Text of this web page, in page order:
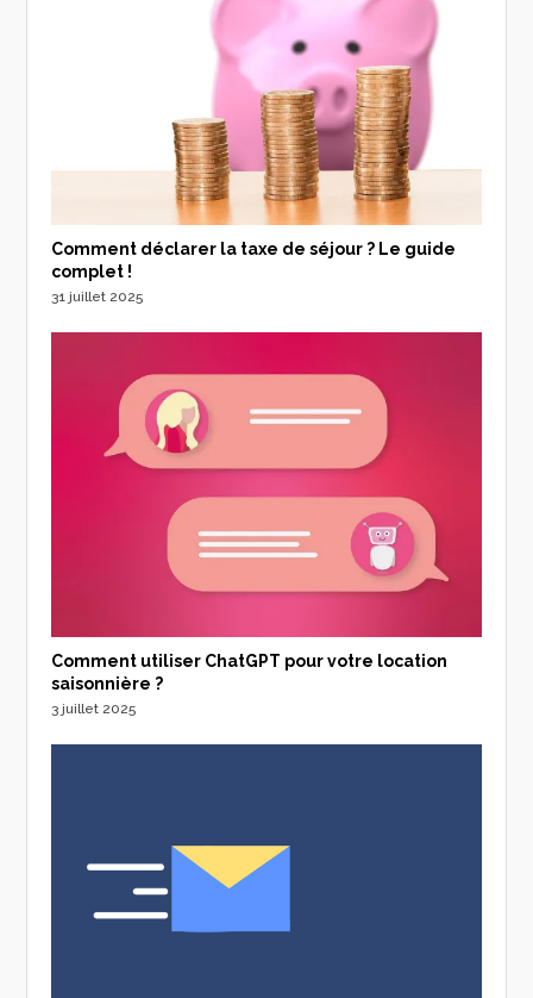
Comment déclarer la taxe de séjour ? Le guide
complet !
31 juillet 2025
Comment utiliser ChatGPT pour votre location
saisonnière ?
3 juillet 2025